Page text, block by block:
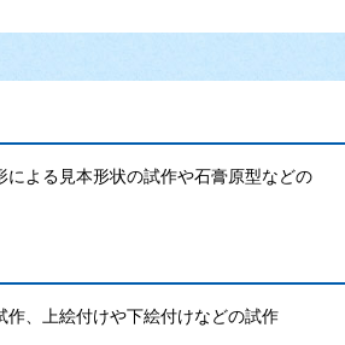
による見本形状の試作や石膏原型などの
作、上絵付けや下絵付けなどの試作